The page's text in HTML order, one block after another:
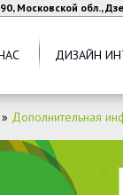
Московской обл.,
ДИЗАЙН
» Дополнительная